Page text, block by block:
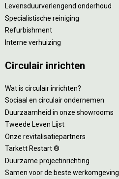
Levensduurverlengend onderhoud
Specialistische reiniging
Refurbishment
Interne verhuizing
Circulair inrichten
Wat is circulair inrichten?
Sociaal en circulair ondernemen
Duurzaamheid in onze showrooms
Tweede Leven Lijst
Onze revitalisatiepartners
Tarkett Restart ®
Duurzame projectinrichting
Samen voor de beste werkomgeving